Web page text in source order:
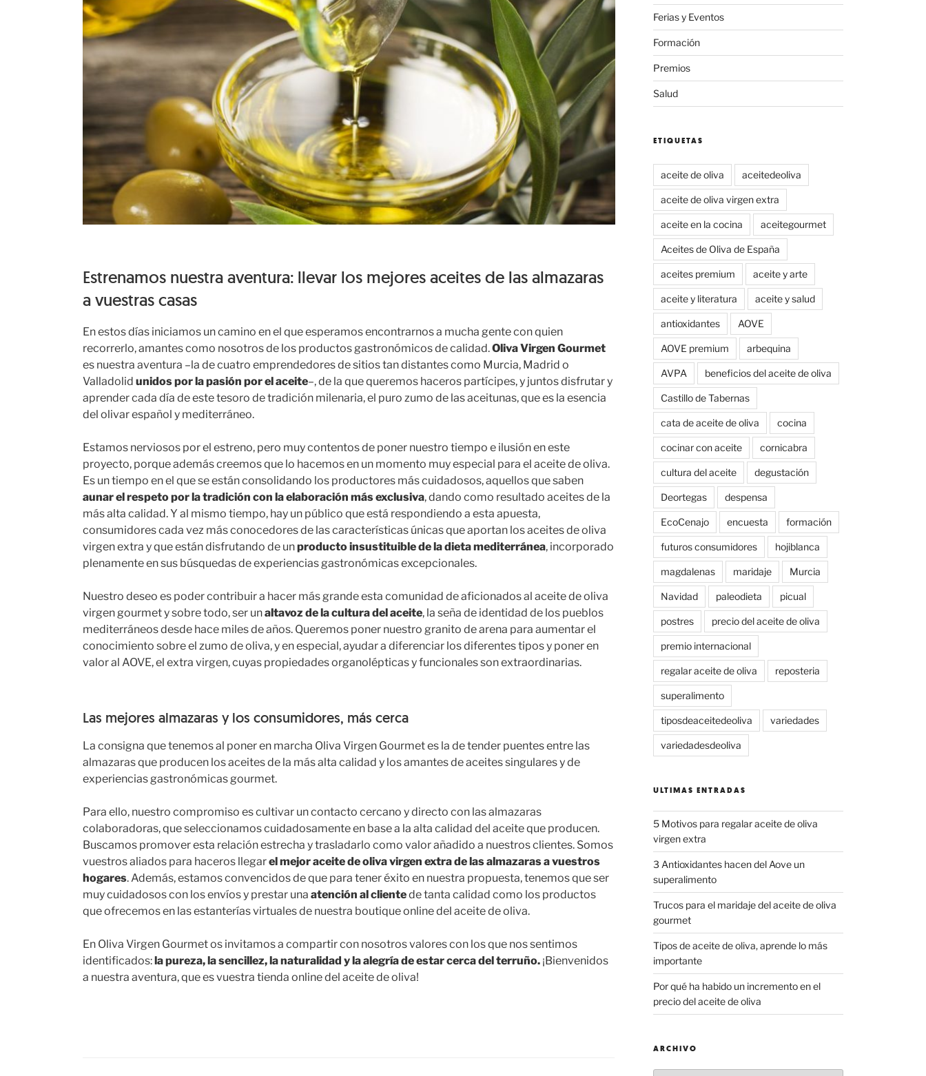
Estrenamos nuestra aventura: llevar los mejores aceites de las almazaras
a vuestras casas
En estos días iniciamos un camino en el que esperamos encontrarnos a mucha gente con quien
recorrerlo, amantes como nosotros de los productos gastronómicos de calidad.Oliva Virgen Gourmet
es nuestra aventura –la de cuatro emprendedores de sitios tan distantes como Murcia, Madrid o
Valladolid unidos por la pasión por el aceite–, de la que queremos haceros partícipes, y juntos disfrutar y
aprender cada día de este tesoro de tradición milenaria, el puro zumo de las aceitunas, que es la esencia
del olivar español y mediterráneo.
Estamos nerviosos por el estreno, pero muy contentos de poner nuestro tiempo e ilusión en este
proyecto, porque además creemos que lo hacemos en un momento muy especial para el aceite de oliva.
Es un tiempo en el que se están consolidando los productores más cuidadosos, aquellos que saben
aunar el respeto por la tradición con la elaboración más exclusiva, dando como resultado aceites de la
más alta calidad. Y al mismo tiempo, hay un público que está respondiendo a esta apuesta,
consumidores cada vez más conocedores de las características únicas que aportan los aceites de oliva
virgen extra y que están disfrutando de unproducto insustituible de la dieta mediterránea, incorporado
plenamente en sus búsquedas de experiencias gastronómicas excepcionales.
Nuestro deseo es poder contribuir a hacer más grande esta comunidad de aficionados al aceite de oliva
virgen gourmet y sobre todo, ser unaltavoz de la cultura del aceite, la seña de identidad de los pueblos
mediterráneos desde hace miles de años. Queremos poner nuestro granito de arena para aumentar el
conocimiento sobre el zumo de oliva, y en especial, ayudar a diferenciar los diferentes tipos y poner en
valor al AOVE, el extra virgen, cuyas propiedades organolépticas y funcionales son extraordinarias.
Las mejores almazaras y los consumidores, más cerca
La consigna que tenemos al poner en marcha Oliva Virgen Gourmet es la de tender puentes entre las
almazaras que producen los aceites de la más alta calidad y los amantes de aceites singulares y de
experiencias gastronómicas gourmet.
Para ello, nuestro compromiso es cultivar un contacto cercano y directo con las almazaras
colaboradoras, que seleccionamos cuidadosamente en base a la alta calidad del aceite que producen.
Buscamos promover esta relación estrecha y trasladarlo como valor añadido a nuestros clientes. Somos
vuestros aliados para haceros llegarel mejor aceite de oliva virgen extra de las almazaras a vuestros
hogares. Además, estamos convencidos de que para tener éxito en nuestra propuesta, tenemos que ser
muy cuidadosos con los envíos y prestar una atención al clientede tanta calidad como los productos
que ofrecemos en las estanterías virtuales de nuestra boutique online del aceite de oliva.
En Oliva Virgen Gourmet os invitamos a compartir con nosotros valores con los que nos sentimos
identificados: la pureza, la sencillez, la naturalidad y la alegría de estar cerca del terruño. ¡Bienvenidos
a nuestra aventura, que es vuestra tienda online del aceite de oliva!
Ferias y Eventos
Formación
Premios
Salud
ETIQUETAS
aceite de oliva aceitedeoliva
aceite de oliva virgen extra
aceite en la cocina aceitegourmet
Aceites de Oliva de España
aceites premium aceite y arte
aceite y literatura aceite y salud
antioxidantes AOVE
AOVE premium arbequina
AVPA beneficios del aceite de oliva
Castillo de Tabernas
cata de aceite de oliva cocina
cocinar con aceite cornicabra
cultura del aceite degustación
Deortegas despensa
EcoCenajo encuesta formación
futuros consumidores hojiblanca
magdalenas maridaje Murcia
Navidad paleodieta picual
postres precio del aceite de oliva
premio internacional
regalar aceite de oliva reposteria
superalimento
tiposdeaceitedeoliva variedades
variedadesdeoliva
ULTIMAS ENTRADAS
5 Motivos para regalar aceite de oliva
virgen extra
3 Antioxidantes hacen del Aove un
superalimento
Trucos para el maridaje del aceite de oliva
gourmet
Tipos de aceite de oliva, aprende lo más
importante
Por qué ha habido un incremento en el
precio del aceite de oliva
ARCHIVO